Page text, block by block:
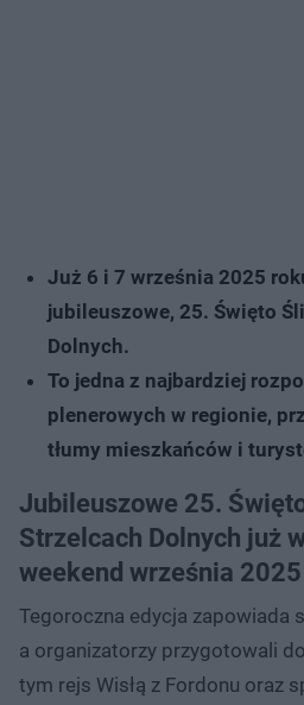
Już 6 i 7 września 2025
jubileuszowe, 25. Święto
Dolnych.
To jedna z najbardziej
plenerowych w regionie,
tłumy mieszkańców i
Jubileuszowe 25.
Strzelcach Dolnych już
weekend września 2025
Tegoroczna edycja zapowiada
a organizatorzy przygotowali
tym rejs Wisłą z Fordonu oraz